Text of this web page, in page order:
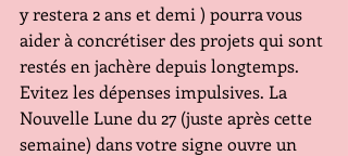
y restera 2 ans et demi ) pourra vous
aider à concrétiser des projets qui sont
restés en jachère depuis longtemps.
Evitez les dépenses impulsives. La
Nouvelle Lune du 27 (juste après cette
semaine) dans votre signe ouvre un